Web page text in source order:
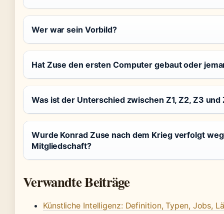
Wer war sein Vorbild?
Hat Zuse den ersten Computer gebaut oder
Was ist der Unterschied zwischen Z1, Z2, Z3 und
Wurde Konrad Zuse nach dem Krieg verfolgt
Mitgliedschaft?
Verwandte Beiträge
Künstliche Intelligenz: Definition, Typen, Jobs,